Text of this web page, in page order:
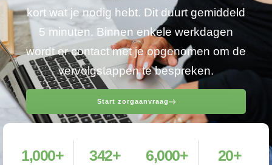
kort wat je nodig hebt. Dit duurt gemiddeld
5 minuten. Binnen enkele werkdagen
wordt er contact met je opgenomen om de
vervolgstappen te bespreken.
Start zorgaanvraag
1,000+ 342+ 6,000+ 20+